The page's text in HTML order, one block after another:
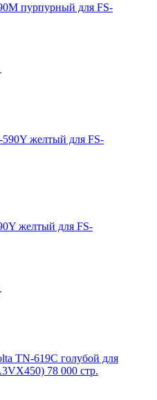
пурпурный для FS-
желтый для FS-